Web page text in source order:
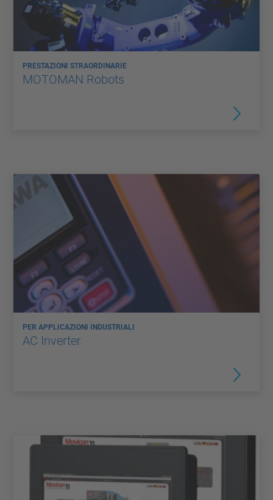
PRESTAZIONI STRAORDINARIE
MOTOMAN Robots
PER APPLICAZIONI INDUSTRIALI
AC Inverter